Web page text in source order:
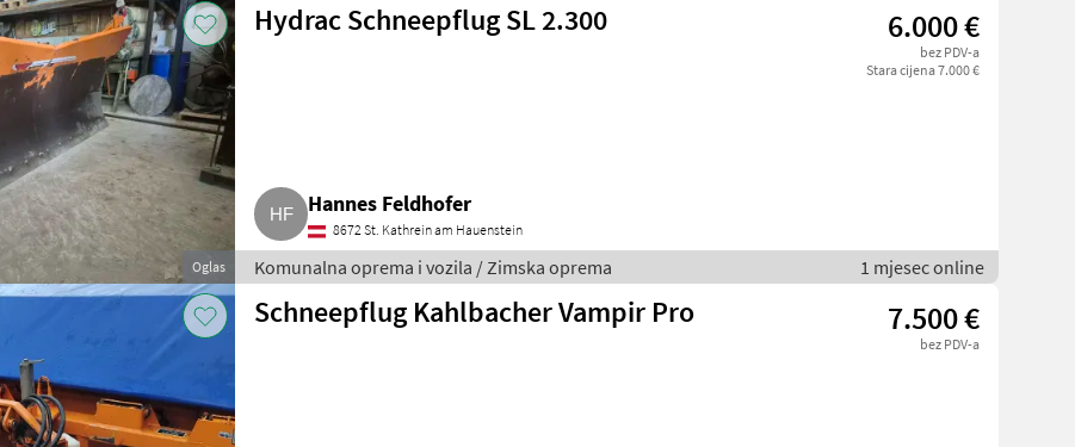
Oglas
Hydrac Schneepflug SL 2.300 6.000 €
bez PDV-a
Stara cijena 7.000 €
Hannes Feldhofer
8672 St. Kathrein am Hauenstein
Komunalna oprema i vozila / Zimska oprema 1 mjesec online
Schneepflug Kahlbacher Vampir Pro 7.500 €
bez PDV-a